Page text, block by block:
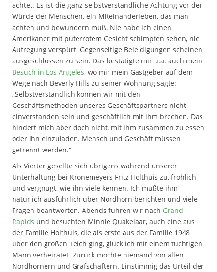
achtet. Es ist die ganz selbstverständliche Achtung vor der
Würde der Menschen, ein Miteinanderleben, das man
achten und bewundern muß. Nie habe ich einen
Amerikaner mit puterrotem Gesicht schimpfen sehen, nie
Aufregung verspürt. Gegenseitige Beleidigungen scheinen
ausgeschlossen zu sein. Das bestätigte mir u.a. auch mein
Besuch in Los Angeles, wo mir mein Gastgeber auf dem
Wege nach Beverly Hills zu seiner Wohnung sagte:
„Selbstverständlich können wir mit den
Geschäftsmethoden unseres Geschäftspartners nicht
einverstanden sein und geschäftlich mit ihm brechen. Das
hindert mich aber doch nicht, mit ihm zusammen zu essen
oder ihn einzuladen. Mensch und Geschäft müssen
getrennt werden.“
Als Vierter gesellte sich übrigens während unserer
Unterhaltung bei Kronemeyers Fritz Holthuis zu, fröhlich
und vergnügt, wie ihn viele kennen. Ich mußte ihm
natürlich ausführlich über Nordhorn berichten und viele
Fragen beantworten. Abends fuhren wir nach Grand
Rapids und besuchten Minnie Quakelaar, auch eine aus
der Familie Holthuis, die als erste aus der Familie 1948
über den großen Teich ging, glücklich mit einem tüchtigen
Mann verheiratet. Zurück möchte niemand von allen
Nordhornern und Grafschaftern. Einstimmig das Urteil der